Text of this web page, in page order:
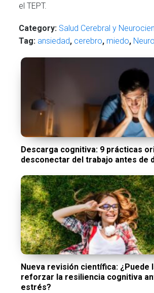
el TEPT.
Category: Salud Cerebral y
Tag: ansiedad, cerebro, miedo,
Descarga cognitiva: 9 prácticas
desconectar del trabajo antes de
Nueva revisión científica: ¿Puede
reforzar la resiliencia cognitiva
estrés?